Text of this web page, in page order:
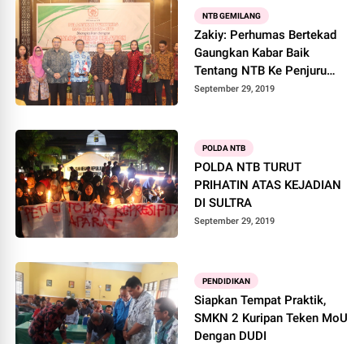
NTB GEMILANG
Zakiy: Perhumas Bertekad
Gaungkan Kabar Baik
Tentang NTB Ke Penjuru
Dunia
September 29, 2019
POLDA NTB
POLDA NTB TURUT
PRIHATIN ATAS KEJADIAN
DI SULTRA
September 29, 2019
PENDIDIKAN
Siapkan Tempat Praktik,
SMKN 2 Kuripan Teken MoU
Dengan DUDI